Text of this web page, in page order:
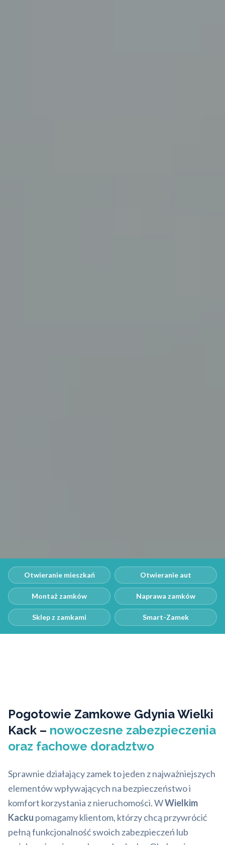
Otwieranie mieszkań Otwieranie aut
Montaż zamków Naprawa zamków
Sklep z zamkami Smart-Zamek
Pogotowie Zamkowe Gdynia Wielki
Kack – nowoczesne zabezpieczenia
oraz fachowe doradztwo
Sprawnie działający zamek to jeden z najważniejszych
elementów wpływających na bezpieczeństwo i
komfort korzystania z nieruchomości. WWielkim
Kacku pomagamy klientom, którzy chcą przywrócić
pełną funkcjonalność swoich zabezpieczeń lub